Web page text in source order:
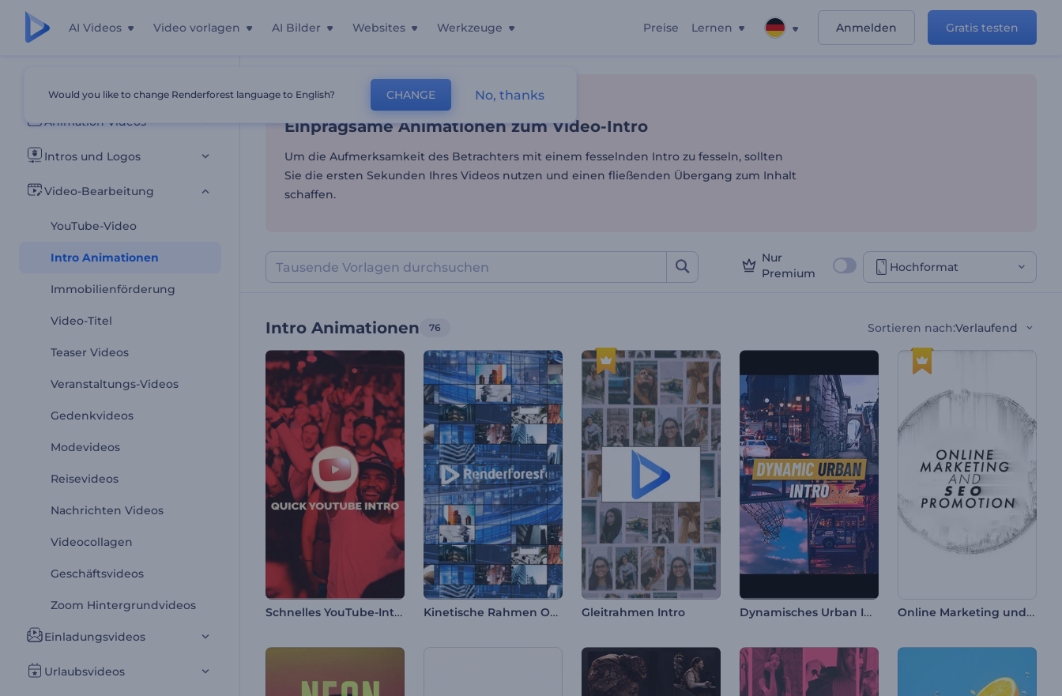
AI Videos Video vorlagen AI Bilder Websites Werkzeuge Preise Lernen Anmelden Gratis testen
Alle Vorlagen
Animation Videos
Intros und Logos
Video-Bearbeitung
YouTube-Video
Intro Animationen
Immobilienförderung
Video-Titel
Teaser Videos
Veranstaltungs-Videos
Gedenkvideos
Modevideos
Reisevideos
Nachrichten Videos
Videocollagen
Geschäftsvideos
Zoom Hintergrundvideos
Einladungsvideos
Urlaubsvideos
Einprägsame Animationen zum Video-Intro
Startseite Video-Bearbeitung Intro Animationen
Einprägsame Animationen zum Video-Intro
Um die Aufmerksamkeit des Betrachters mit einem fesselnden Intro zu fesseln, sollten
Sie die ersten Sekunden Ihres Videos nutzen und einen fließenden Übergang zum Inhalt
schaffen.
Nur
Premium
Hochformat
Intro Animationen 76 Sortieren nach:Verlaufend
Schnelles YouTube-Intro Kinetische Rahmen Opener Gleitrahmen Intro Dynamisches Urban Intro Online Marketing und SEO Werbung
Would you like to change Renderforest language to English? CHANGE No, thanks